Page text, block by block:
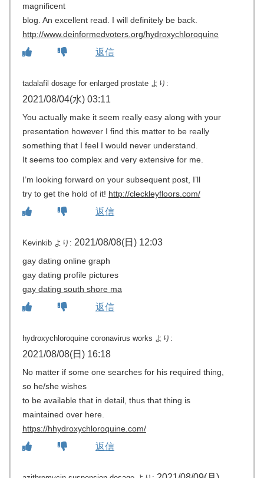
magnificent
blog. An excellent read. I will definitely be back.
http://www.deinformedvoters.org/hydroxychloroquine
返信
tadalafil dosage for enlarged prostate より:
2021/08/04(水) 03:11
You actually make it seem really easy along with your
presentation however I find this matter to be really
something that I feel I would never understand.
It seems too complex and very extensive for me.
I’m looking forward on your subsequent post, I’ll
try to get the hold of it! http://cleckleyfloors.com/
返信
Kevinkib より: 2021/08/08(日) 12:03
gay dating online graph
gay dating profile pictures
gay dating south shore ma
返信
hydroxychloroquine coronavirus works より:
2021/08/08(日) 16:18
No matter if some one searches for his required thing,
so he/she wishes
to be available that in detail, thus that thing is
maintained over here.
https://hhydroxychloroquine.com/
返信